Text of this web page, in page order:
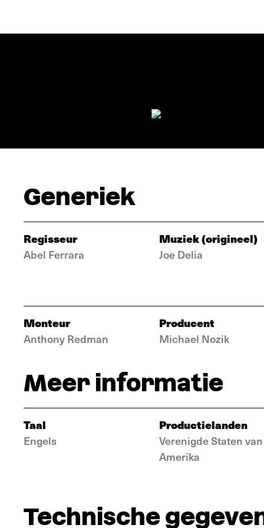
Generiek
Regisseur
Abel Ferrara
Muziek (origineel)
Joe Delia
Monteur
Anthony Redman
Producent
Michael Nozik
Meer informatie
Taal
Engels
Productielanden
Verenigde Staten van
Amerika
Technische